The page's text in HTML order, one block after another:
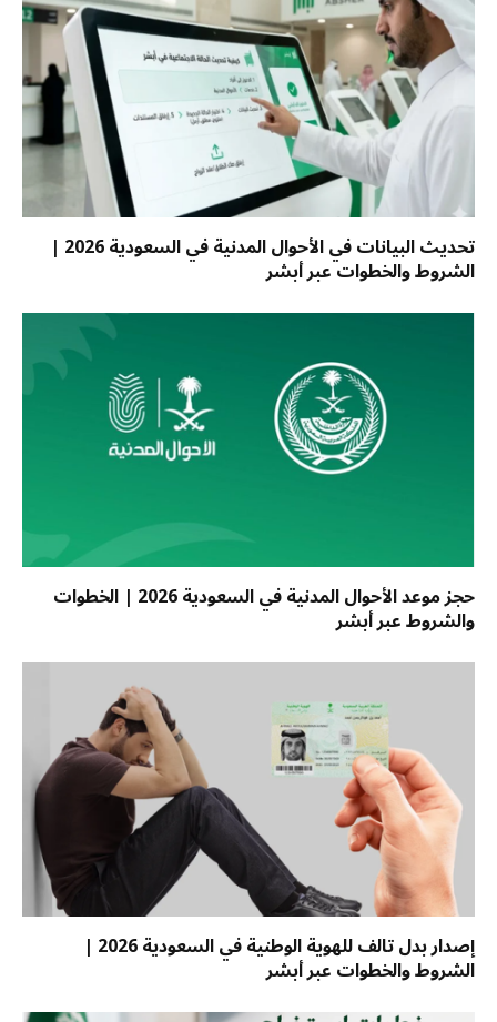
تحديث البيانات في الأحوال المدنية في السعودية 2026 |
الشروط والخطوات عبر أبشر
حجز موعد الأحوال المدنية في السعودية 2026 | الخطوات
والشروط عبر أبشر
إصدار بدل تالف للهوية الوطنية في السعودية 2026 |
الشروط والخطوات عبر أبشر